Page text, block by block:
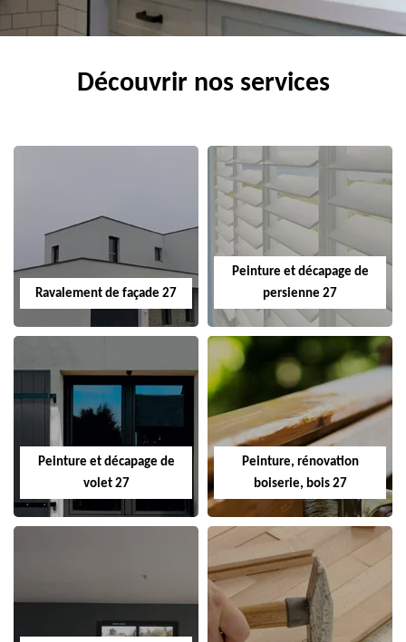
Découvrir nos services
Ravalement de façade 27
Peinture et décapage de
persienne 27
Peinture et décapage de
volet 27
Peinture, rénovation
boiserie, bois 27